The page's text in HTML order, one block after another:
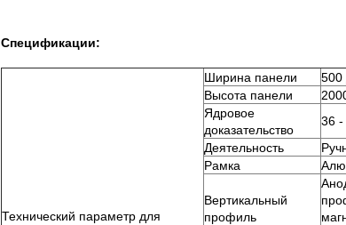
Спецификации:
Технический параметр для
Ширина панели
500
Высота панели
Ядровое
доказательство
36 -
Деятельность
Рамка
Вертикальный
профиль